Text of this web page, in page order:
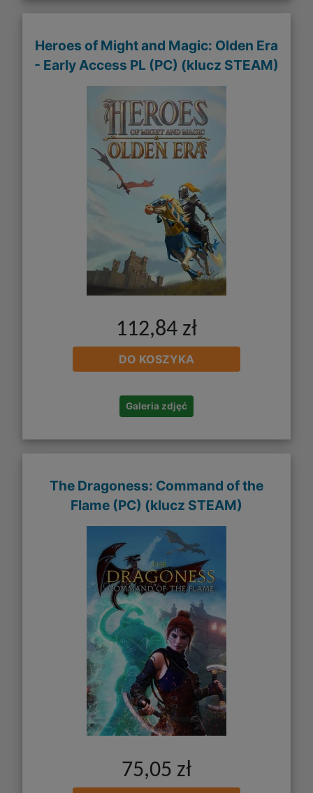
Heroes of Might and Magic: Olden Era
- Early Access PL (PC) (klucz STEAM)
112,84 zł
DO KOSZYKA
Galeria zdjęć
The Dragoness: Command of the
Flame (PC) (klucz STEAM)
75,05 zł